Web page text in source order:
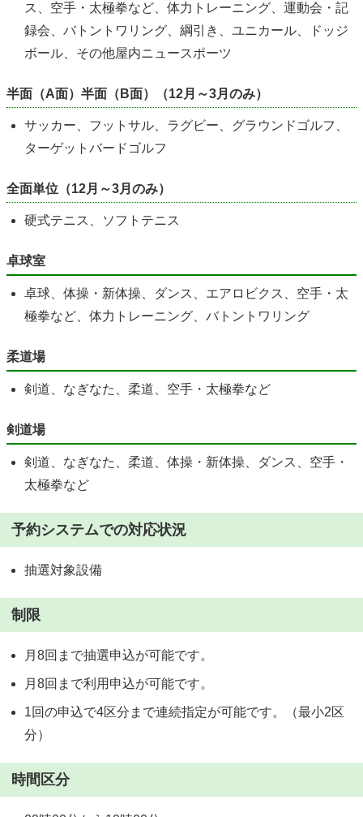
ス、空手・太極拳など、体力トレーニング、運動会・記
録会、バトントワリング、綱引き、ユニカール、ドッジ
ボール、その他屋内ニュースポーツ
半面（A面）半面（B面）（12月～3月のみ）
サッカー、フットサル、ラグビー、グラウンドゴルフ、
ターゲットバードゴルフ
全面単位（12月～3月のみ）
硬式テニス、ソフトテニス
卓球室
卓球、体操・新体操、ダンス、エアロビクス、空手・太
極拳など、体力トレーニング、バトントワリング
柔道場
剣道、なぎなた、柔道、空手・太極拳など
剣道場
剣道、なぎなた、柔道、体操・新体操、ダンス、空手・
太極拳など
予約システムでの対応状況
抽選対象設備
制限
月8回まで抽選申込が可能です。
月8回まで利用申込が可能です。
1回の申込で4区分まで連続指定が可能です。（最小2区
分）
時間区分